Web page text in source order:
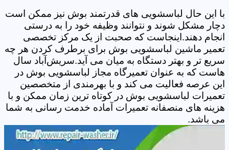
با این حال لباسشویی های قدرتمند بوش نیز ممکن است
دچار مشکل شوند و نتوانند وظیفه خود را به درستی
انجام دهند.اینجاست که صحبت از یک مرکز تخصصی
تعمیر ماشین لباسشویی بوش برای برطرف کردن هر چه
سریع تر و بهتر دستگاه به میان می آید.سریش‌آباد سال
هاست که به عنوان تعمیرگاه مجاز لباسشویی بوش در
این عرصه فعالیت می کند و با بهرمندی از متخصصین
تعمیرات لباسشویی بوش در کوتاه ترین زمان ممکن و با
هزینه های منصفانه تعمیرات آماده خدمت رسانی به شما
می باشد.